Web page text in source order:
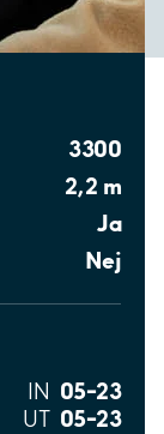
3300
2,2 m
Ja
Nej
IN 05–23
UT 05–23